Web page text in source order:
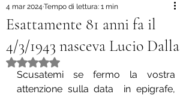
Esattamente 81 anni fa il
4/3/1943 nasceva Lucio Dalla
4 mar 2024 Tempo di lettura: 1 min
Valutazione NaN stelle su 5.
Scusatemi se fermo la vostra
attenzione sulla data  in epigrafe,